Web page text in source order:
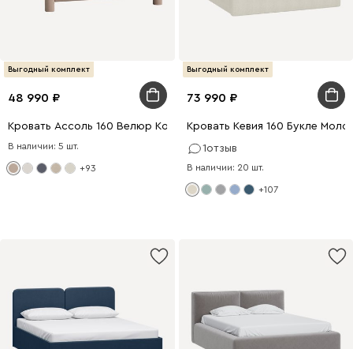
Выгодный комплект
48 990
Кровать Ассоль 160 Велюр Коричневый
В наличии: 5 шт.
+93
Выгодный комплект
73 990
Кровать Кевия 160 Букле
1отзыв
В наличии: 20 шт.
+107